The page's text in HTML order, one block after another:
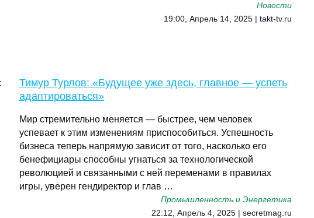
Новости
19:00, Апрель 14, 2025 | takt-tv.ru
Тимур Турлов: «Будущее уже здесь, главное — успеть
адаптироваться»
Мир стремительно меняется — быстрее, чем человек
успевает к этим изменениям приспособиться. Успешность
бизнеса теперь напрямую зависит от того, насколько его
бенефициары способны угнаться за технологической
революцией и связанными с ней переменами в правилах
игры, уверен гендиректор и глав …
Промышленность и Энергетика
22:12, Апрель 4, 2025 | secretmag.ru